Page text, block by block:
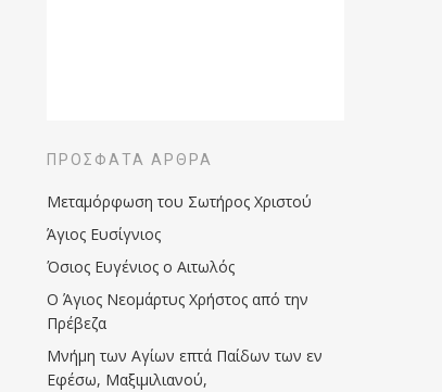
ΠΡΌΣΦΑΤΑ ΆΡΘΡΑ
Μεταμόρφωση του Σωτήρος Χριστού
Άγιος Ευσίγνιος
Όσιος Ευγένιος ο Αιτωλός
Ο Άγιος Νεομάρτυς Χρήστος από την
Πρέβεζα
Μνήμη των Aγίων επτά Παίδων των εν
Eφέσω, Mαξιμιλιανού,